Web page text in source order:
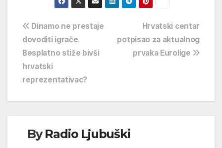
Navigacija
objava
Hrvatski centar
potpisao za aktualnog
prvaka Eurolige
Dinamo ne prestaje
dovoditi igrače.
Besplatno stiže bivši
hrvatski
reprezentativac?
ByRadio Ljubuški